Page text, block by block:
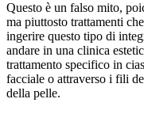
Questo è un falso mito,
ma piuttosto trattamenti
ingerire questo tipo di
andare in una clinica
trattamento specifico in
facciale o attraverso i fili
della pelle.